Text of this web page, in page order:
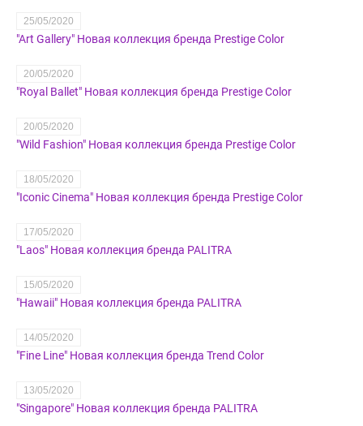
25/05/2020
"Art Gallery" Новая коллекция бренда Prestige Color
20/05/2020
"Royal Ballet" Новая коллекция бренда Prestige Color
20/05/2020
"Wild Fashion" Новая коллекция бренда Prestige Color
18/05/2020
"Iconic Cinema" Новая коллекция бренда Prestige Color
17/05/2020
"Laos" Новая коллекция бренда PALITRA
15/05/2020
"Hawaii" Новая коллекция бренда PALITRA
14/05/2020
"Fine Line" Новая коллекция бренда Trend Color
13/05/2020
"Singapore" Новая коллекция бренда PALITRA